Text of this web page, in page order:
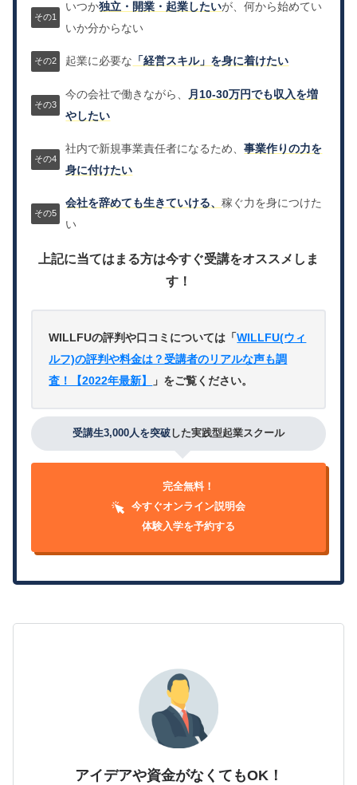
いつか独立・開業・起業したいが、何から始めてい
いか分からない
起業に必要な 「経営スキル」を身に着けたい
今の会社で働きながら、
月10-30万円でも収入を増
やしたい
社内で新規事業責任者になるため、事業作りの力を
身に付けたい
会社を辞めても生きていける、稼ぐ力を身につけた
い
上記に当てはまる方は今すぐ受講をオススメしま
す！
WILLFUの評判や口コミについては「WILLFU(ウィ
ルフ)の評判や料金は？受講者のリアルな声も調
査！【2022年最新】
」をご覧ください。
受講生3,000人を突破 した実践型起業スクール
完全無料！
今すぐオンライン説明会
体験入学を予約する
アイデアや資金がなくてもOK！